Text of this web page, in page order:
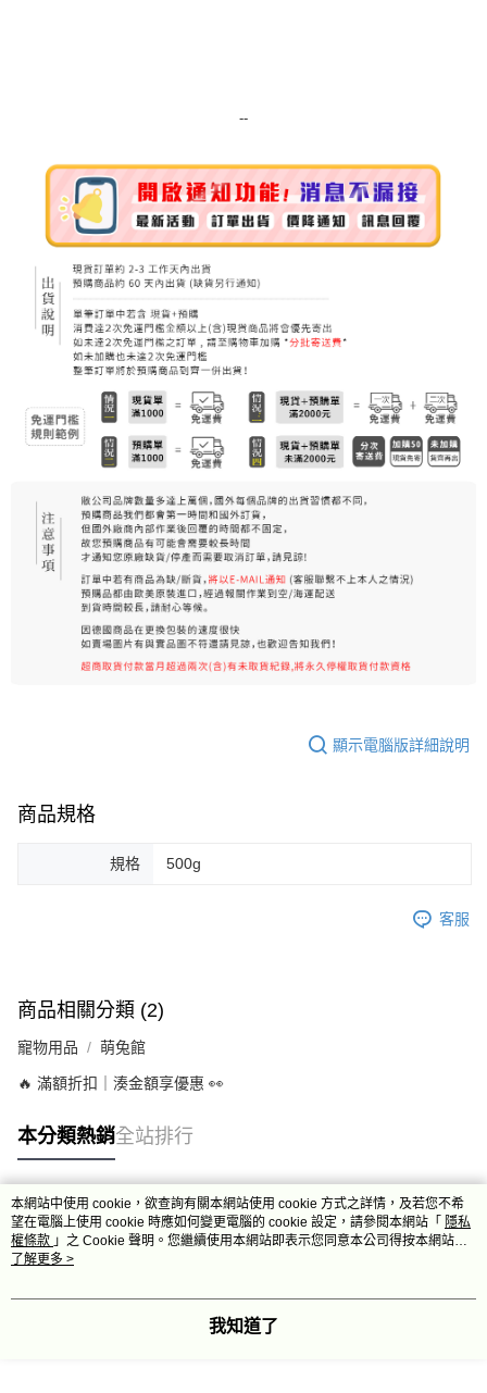
全家取貨付款
每筆NT$80，滿NT$999(含以上)免運費
每筆NT$80，滿NT$999(含以上)免運費
7-11取貨付款
每筆NT$80，滿NT$999(含以上)免運費
7-11純取貨 (先付款
每筆NT$80，滿NT$999(含以上)免運費
每筆NT$100，滿NT$999(含以上)免運費
離島宅配（澎湖、金門、馬祖、小琉球）
每筆NT$250，滿NT$3,000(含以上)免運費
--
顯示電腦版詳細說明
商品規格
規格 500g
客服
商品相關分類 (2)
寵物用品 萌兔館
🔥 滿額折扣｜湊金額享優惠 👀
本分類熱銷全站排行
熱門標籤
本網站中使用 cookie，欲查詢有關本網站使用 cookie 方式之詳情，及若您不希
望在電腦上使用 cookie 時應如何變更電腦的 cookie 設定，請參閱本網站「 隱私
權條款 」之 Cookie 聲明。您繼續使用本網站即表示您同意本公司得按本網站使
用條款之 Cookie 聲明使用 cookie。
了解更多 >
我知道了